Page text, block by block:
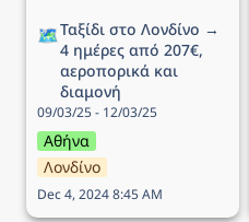
🗺️Ταξίδι στο Λονδίνο →
4 ημέρες από 207€,
αεροπορικά και
διαμονή
09/03/25 - 12/03/25
Αθήνα
Λονδίνο
Dec 4, 2024 8:45 AM